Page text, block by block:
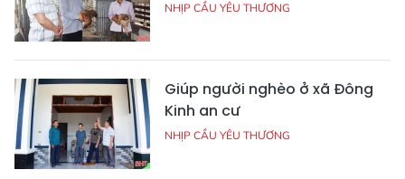
NHỊP CẦU YÊU THƯƠNG
Giúp người nghèo ở xã Đông
Kinh an cư
NHỊP CẦU YÊU THƯƠNG